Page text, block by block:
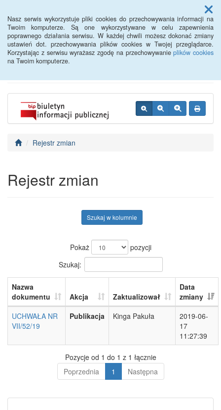
Nasz serwis wykorzystuje pliki cookies do przechowywania informacji na
Twoim komputerze. Są one wykorzystywane w celu zapewnienia
poprawnego działania serwisu. W każdej chwili możesz dokonać zmiany
ustawień dot. przechowywania plików cookies w Twojej przeglądarce.
Korzystając z serwisu wyrażasz zgodę na przechowywanieplików cookies
na Twoim komputerze.
Menu
BIP - Urząd Miejski
Wyśmierzyce
Rejestr zmian
Rejestr zmian
Szukaj w kolumnie
Pokaż
pozycji
Szukaj:
Nazwa
dokumentu
Akcja Zaktualizował
Data
zmiany
UCHWAŁA NR
VII/52/19
Publikacja Kinga Pakuła
2019-06-
17
11:27:39
Pozycje od 1 do 1 z 1 łącznie
Poprzednia
1 Następna